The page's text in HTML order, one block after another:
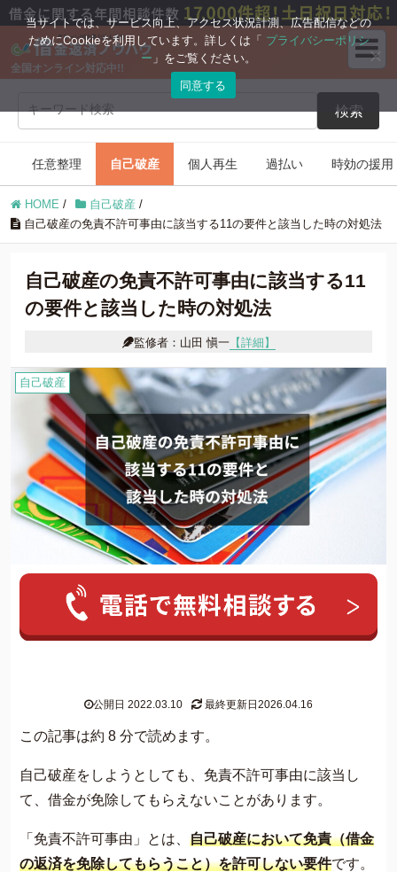
全国オンライン対応中!!
検索
ブログコンテンツ
任意整理
時効の援用 住宅ローン
借金返済の知識
グリーン司法書士法人について
グリーン司法書士法人のご紹介
無料相談の流れ
費用について
よくあるご質問
サイト内の画像等のご利用条件
任意整理 自己破産 個人再生 過払い 時効の援用
HOME / 自己破産 /
自己破産の免責不許可事由に該当する11の要件と該当した時の対処法
自己破産の免責不許可事由に該当する11
の要件と該当した時の対処法
監修者：山田 愼一【詳細】
自己破産
公開日 2022.03.10 最終更新日2026.04.16
この記事は約 8 分で読めます。
自己破産をしようとしても、免責不許可事由に該当し
て、借金が免除してもらえないことがあります。
「免責不許可事由」とは、 自己破産において免責（借金
の返済を免除してもらうこと）を許可しない要件です。
当サイトでは、サービス向上、アクセス状況計測、広告配信などの
ためにCookieを利用しています。詳しくは「 プライバシーポリシ
ー 」をご覧ください。
同意する